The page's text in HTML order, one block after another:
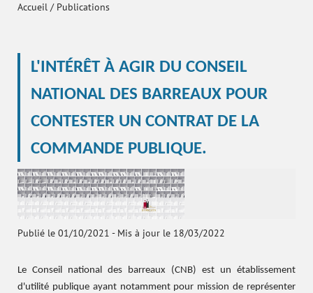
Accueil / Publications
L'INTÉRÊT À AGIR DU CONSEIL
NATIONAL DES BARREAUX POUR
CONTESTER UN CONTRAT DE LA
COMMANDE PUBLIQUE.
Publié le 01/10/2021 - Mis à jour le 18/03/2022
Le Conseil national des barreaux (CNB) est un établissement
d'utilité publique ayant notamment pour mission de représenter